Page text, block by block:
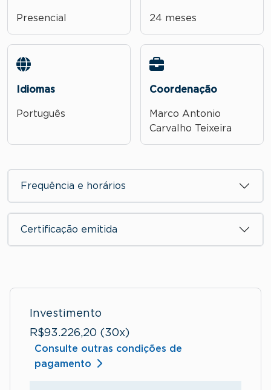
Presencial 24 meses
Idiomas
Português
Coordenação
Marco Antonio
Carvalho Teixeira
Frequência e horários
Certificação emitida
Investimento
R$93.226,20 (30x)
Consulte outras condições de
pagamento